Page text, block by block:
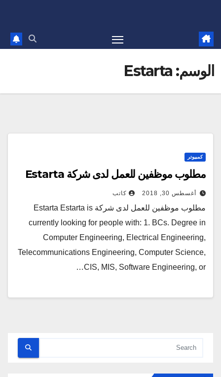
الوسم: Estarta
كمبيوتر
مطلوب موظفين للعمل لدى شركة Estarta
أغسطس 30, 2018 كاتب
مطلوب موظفين للعمل لدى شركة Estarta Estarta is
currently looking for people with: 1. BCs. Degree in
Computer Engineering, Electrical Engineering,
Telecommunications Engineering, Computer Science,
CIS, MIS, Software Engineering, or…